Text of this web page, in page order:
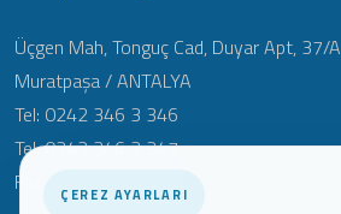
Üçgen Mah, Tonguç Cad, Duyar Apt, 37/A
Muratpaşa / ANTALYA
Tel: 0242 346 3 346
Tel: 0242 346 3 347
Fax: 0242 346 3 348
ÇEREZ AYARLARI